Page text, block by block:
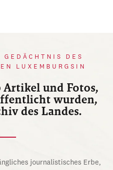
DES
LUXEMBURGSIN
Artikel und Fotos,
wurden,
des Landes.
journalistisches Erbe,